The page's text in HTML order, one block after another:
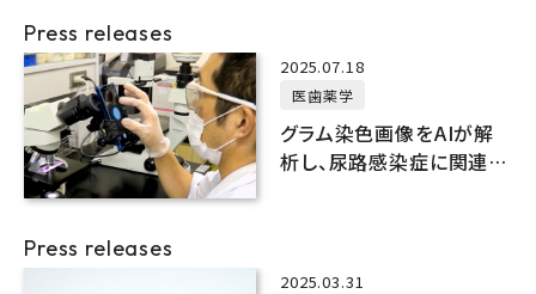
Press releases
2025.07.18
医歯薬学
グラム染色画像をAIが解
析し、尿路感染症に関連す
Press releases
2025.03.31